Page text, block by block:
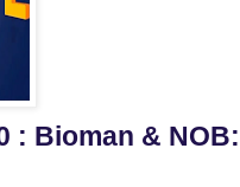
: Bioman &